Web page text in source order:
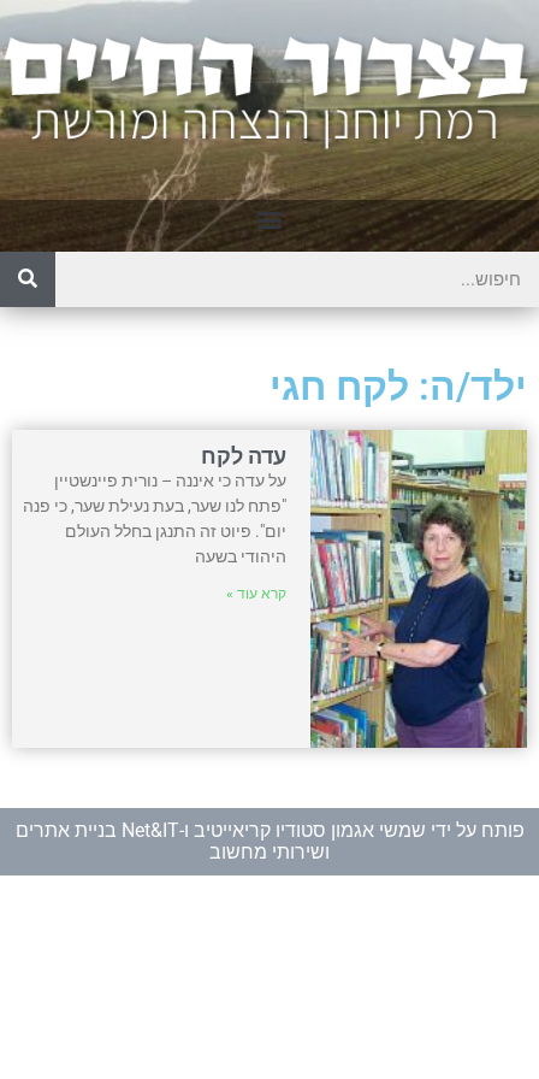
ילד/ה: לקח חגי
עדה לקח
על עדה כי איננה – נורית פיינשטיין
"פתח לנו שער, בעת נעילת שער, כי פנה
יום". פיוט זה התנגן בחלל העולם
היהודי בשעה
קרא עוד »
פותח על ידי שמשי אגמון סטודיו קריאייטיב ו-
Net&IT בניית אתרים
ושירותי מחשוב